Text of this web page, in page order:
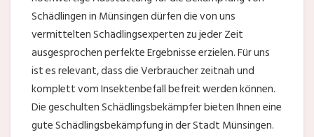
Schädlingen in Münsingen dürfen die von uns
vermittelten Schädlingsexperten zu jeder Zeit
ausgesprochen perfekte Ergebnisse erzielen. Für uns
ist es relevant, dass die Verbraucher zeitnah und
komplett vom Insektenbefall befreit werden können.
Die geschulten Schädlingsbekämpfer bieten Ihnen eine
gute Schädlingsbekämpfung in der Stadt Münsingen.